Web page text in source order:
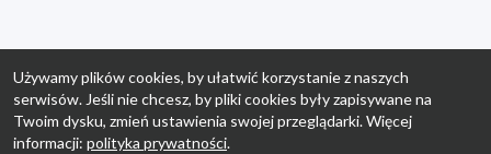
Używamy plików cookies, by ułatwić korzystanie z naszych
serwisów. Jeśli nie chcesz, by pliki cookies były zapisywane na
Twoim dysku, zmień ustawienia swojej przeglądarki. Więcej
informacji: polityka prywatności.